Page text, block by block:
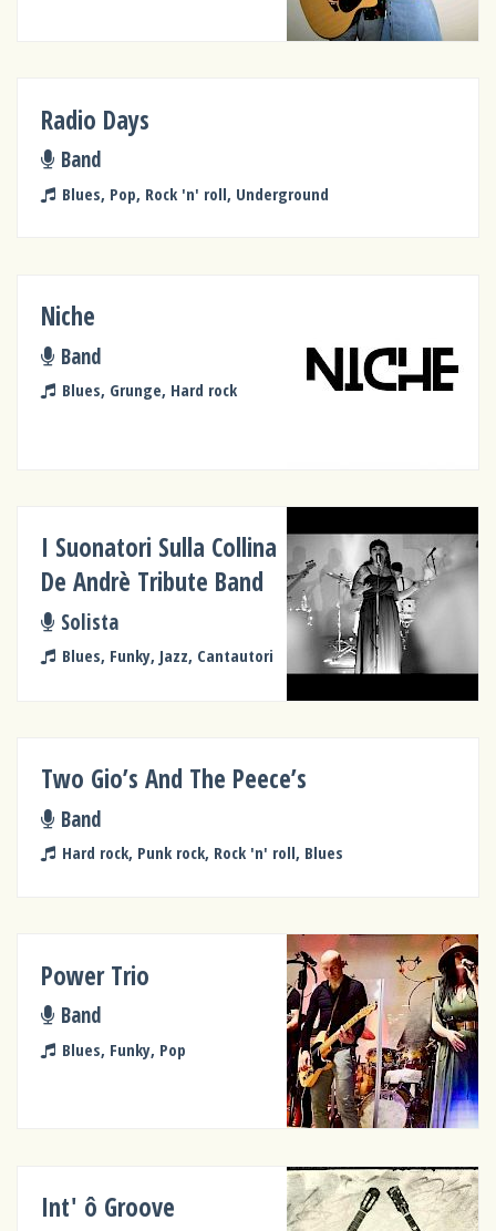
Radio Days
Band
Blues, Pop, Rock 'n' roll, Underground
Niche
Band
Blues, Grunge, Hard rock
I Suonatori Sulla Collina
De Andrè Tribute Band
Solista
Blues, Funky, Jazz, Cantautori
Two Gio’s And The Peece’s
Band
Hard rock, Punk rock, Rock 'n' roll, Blues
Power Trio
Band
Blues, Funky, Pop
Int' ô Groove